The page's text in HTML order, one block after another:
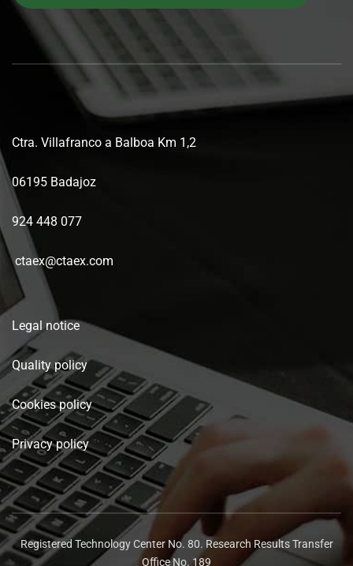
Ctra. Villafranco a Balboa Km 1,2
06195 Badajoz
924 448 077
ctaex@ctaex.com
Legal notice
Quality policy
Cookies policy
Privacy policy
Registered Technology Center No. 80. Research Results Transfer
Office No. 189